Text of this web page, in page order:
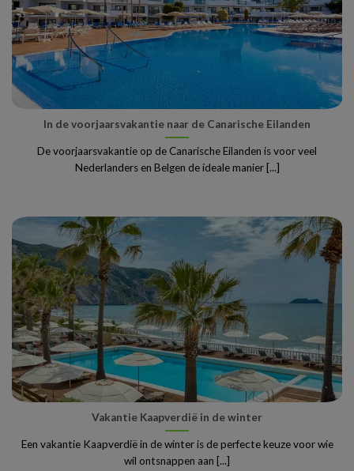
In de voorjaarsvakantie naar de Canarische Eilanden
De voorjaarsvakantie op de Canarische Eilanden is voor veel
Nederlanders en Belgen de ideale manier [...]
Vakantie Kaapverdië in de winter
Een vakantie Kaapverdië in de winter is de perfecte keuze voor wie
wil ontsnappen aan [...]